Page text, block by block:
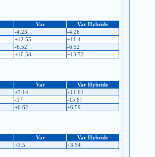
Var
Var Hybride
-4.23
-4.26
+12.55
+11.4
-6.52
-6.52
+10.58 +13.72
Var
Var Hybride
+7.14
+11.61
-17
-15.87
+6.62 +6.59
Var
Var Hybride
+3.5 +3.54